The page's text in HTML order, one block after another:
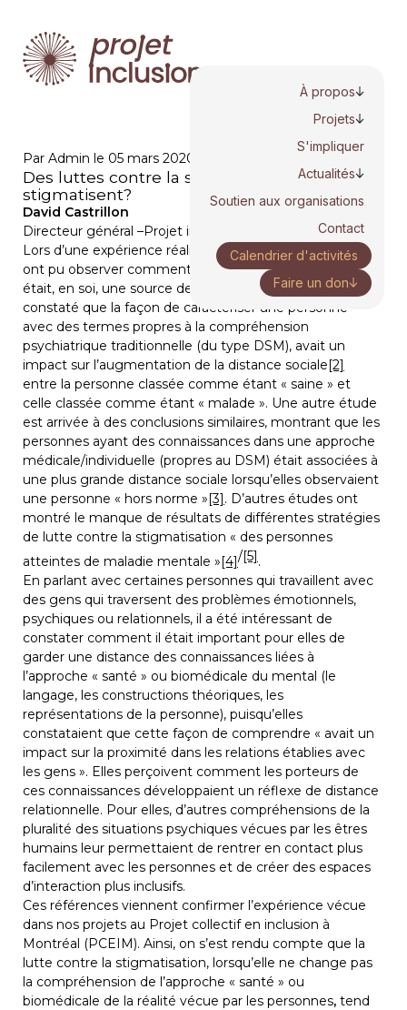
À propos
Projets
S'impliquer
Actualités
Soutien aux organisations
Contact
Calendrier d'activités
Faire un don
Par Admin le 05 mars 2020
Des luttes contre la stigmatisation qui
stigmatisent?
David Castrillon
Directeur général –Projet inclusion
Lors d’une expérience réalisée en 2018, des chercheurs
ont pu observer comment le mot « schizophrénie »
était, en soi, une source de stigmatisation[1]. Ils ont
constaté que la façon de caractériser une personne
avec des termes propres à la compréhension
psychiatrique traditionnelle (du type DSM), avait un
impact sur l’augmentation de la distance sociale[2]
entre la personne classée comme étant « saine » et
celle classée comme étant « malade ». Une autre étude
est arrivée à des conclusions similaires, montrant que les
personnes ayant des connaissances dans une approche
médicale/individuelle (propres au DSM) était associées à
une plus grande distance sociale lorsqu’elles observaient
une personne « hors norme »[3]. D’autres études ont
montré le manque de résultats de différentes stratégies
de lutte contre la stigmatisation « des personnes
atteintes de maladie mentale »[4]/[5].
En parlant avec certaines personnes qui travaillent avec
des gens qui traversent des problèmes émotionnels,
psychiques ou relationnels, il a été intéressant de
constater comment il était important pour elles de
garder une distance des connaissances liées à
l’approche « santé » ou biomédicale du mental (le
langage, les constructions théoriques, les
représentations de la personne), puisqu’elles
constataient que cette façon de comprendre « avait un
impact sur la proximité dans les relations établies avec
les gens ». Elles perçoivent comment les porteurs de
ces connaissances développaient un réflexe de distance
relationnelle. Pour elles, d’autres compréhensions de la
pluralité des situations psychiques vécues par les êtres
humains leur permettaient de rentrer en contact plus
facilement avec les personnes et de créer des espaces
d’interaction plus inclusifs.
Ces références viennent confirmer l’expérience vécue
dans nos projets au Projet collectif en inclusion à
Montréal (PCEIM). Ainsi, on s’est rendu compte que la
lutte contre la stigmatisation, lorsqu’elle ne change pas
la compréhension de l’approche « santé » ou
biomédicale de la réalité vécue par les personnes, tend